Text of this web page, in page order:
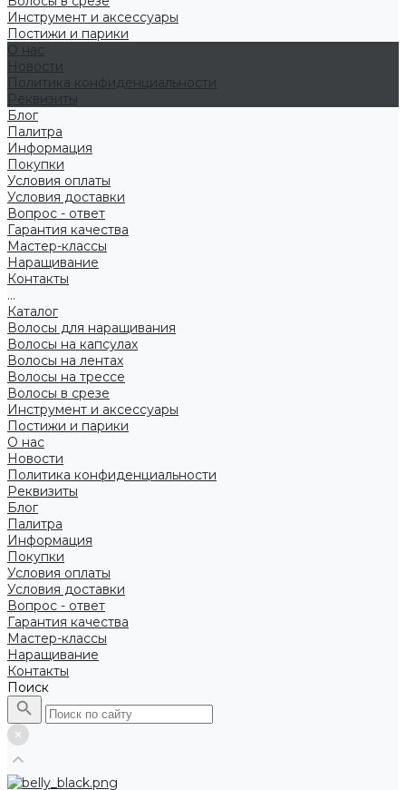
Инструмент и аксессуары
Постижи и парики
О нас
Новости
Политика конфиденциальности
Реквизиты
Блог
Палитра
Информация
Покупки
Условия оплаты
Условия доставки
Вопрос - ответ
Гарантия качества
Мастер-классы
Наращивание
Контакты
...
Каталог
Волосы для наращивания
Волосы на капсулах
Волосы на лентах
Волосы на трессе
Волосы в срезе
Инструмент и аксессуары
Постижи и парики
О нас
Новости
Политика конфиденциальности
Реквизиты
Блог
Палитра
Информация
Покупки
Условия оплаты
Условия доставки
Вопрос - ответ
Гарантия качества
Мастер-классы
Наращивание
Контакты
Поиск